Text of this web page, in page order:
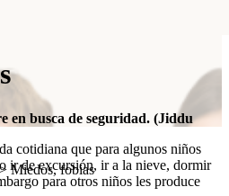
en busca de seguridad. (Jiddu
Miedos, fobias
cotidiana que para algunos niños
ir de excursión, ir a la nieve, dormir
para otros niños les produce